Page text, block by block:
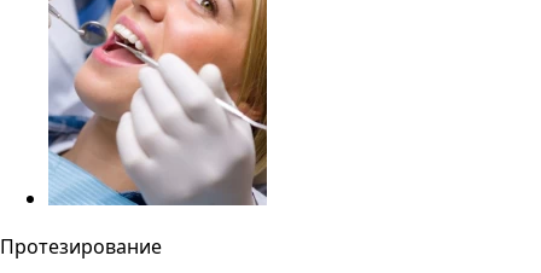
Протезирование